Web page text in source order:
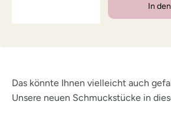
In
Das könnte Ihnen vielleicht auch